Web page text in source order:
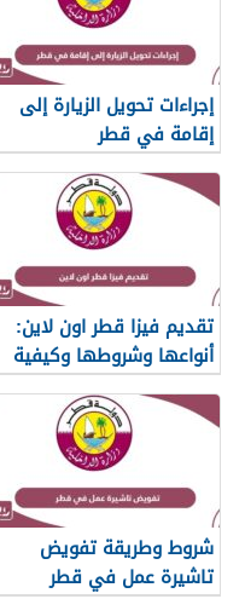
إجراءات تحويل الزيارة إلى
إقامة في قطر
تقديم فيزا قطر اون لاين:
أنواعها وشروطها وكيفية
الحصول عليها
شروط وطريقة تفويض
تاشيرة عمل في قطر